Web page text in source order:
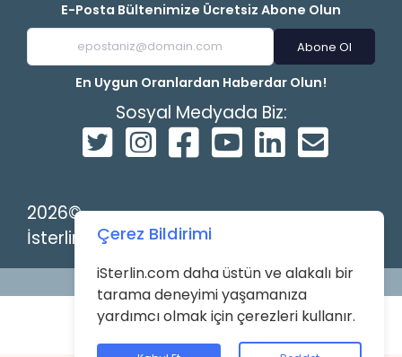
E-Posta Bültenimize Ücretsiz Abone Olun
Abone Ol
En Uygun Oranlardan Haberdar Olun!
Sosyal Medyada Biz:
2026©
İsterlin
Powered by
Çerez Bildirimi
iSterlin.com daha üstün ve alakalı bir
tarama deneyimi yaşamanıza
yardımcı olmak için çerezleri kullanır.